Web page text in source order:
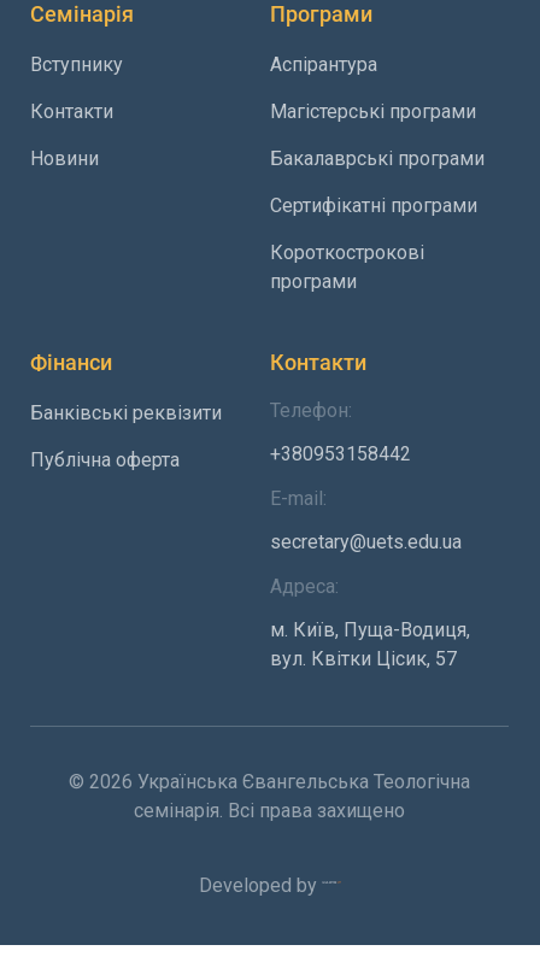
Семінарія
Вступнику
Контакти
Новини
Програми
Аспірантура
Магістерські програми
Бакалаврські програми
Сертифікатні програми
Короткострокові
програми
Фінанси
Банківські реквізити
Публічна оферта
Контакти
Телефон:
+380953158442
E-mail:
secretary@uets.edu.ua
Адреса:
м. Київ, Пуща-Водиця,
вул. Квітки Цісик, 57
© 2026 Українська Євангельська Теологічна
семінарія. Всі права захищено
Developed by